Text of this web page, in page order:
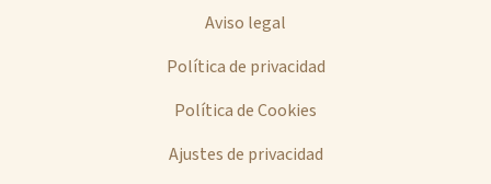
Aviso legal
Política de privacidad
Política de Cookies
Ajustes de privacidad